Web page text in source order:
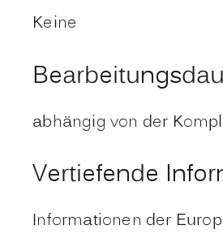
Keine
abhängig von der
Vertiefende
Informationen der